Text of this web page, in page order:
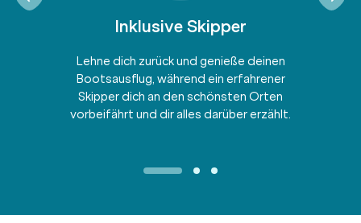
Inklusive Skipper
Lehne dich zurück und genieße deinen
Bootsausflug, während ein erfahrener
Skipper dich an den schönsten Orten
vorbeifährt und dir alles darüber erzählt.